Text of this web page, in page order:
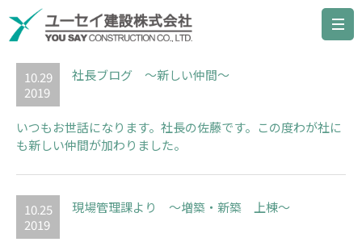
アーカイブ：2019年 10月
10.29
2019
社長ブログ ～新しい仲間～
いつもお世話になります。社長の佐藤です。この度わが社に
も新しい仲間が加わりました。
10.25
2019
現場管理課より ～増築・新築 上棟～